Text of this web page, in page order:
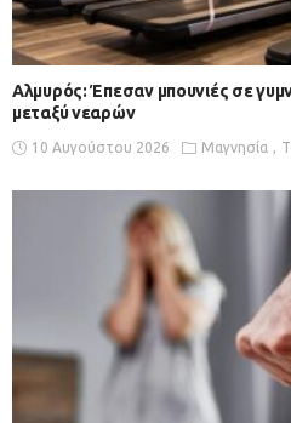
Αλμυρός: Έπεσαν μπουνιές σε
μεταξύ νεαρών
10 Αυγούστου 2026 Μαγνησία